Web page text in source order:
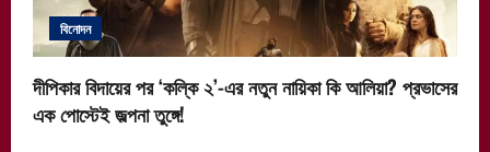
বিনোদন
দীপিকার বিদায়ের পর ‘কল্কি ২’-এর নতুন নায়িকা কি আলিয়া? প্রভাসের
এক পোস্টেই জল্পনা তুঙ্গে!